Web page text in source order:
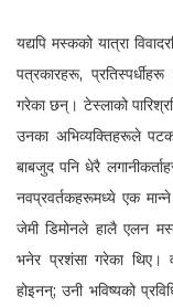
यद्यपि मस्कको यात्रा
पत्रकारहरू,
गरेका छन्। टेस्लाको
उनका अभिव्यक्तिहरूले
बाबजुद पनि धेरै
नवप्रवर्तकहरूमध्ये एक
जेमी डिमोनले हालै एलन
भनेर प्रशंसा गरेका थिए।
होइनन्; उनी भविष्यको